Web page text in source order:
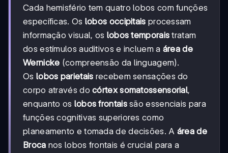
Cada hemisfério tem quatro lobos com funções
específicas. Os lobos occipitais processam
informação visual, os lobos temporais tratam
dos estímulos auditivos e incluem a área de
Wernicke (compreensão da linguagem).
Os lobos parietais recebem sensações do
corpo através docórtex somatossensorial,
enquanto os lobos frontaissão essenciais para
funções cognitivas superiores como
planeamento e tomada de decisões. A área de
Broca nos lobos frontais é crucial para a